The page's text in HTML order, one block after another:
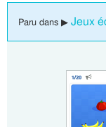
Paru dans ▶ Jeux